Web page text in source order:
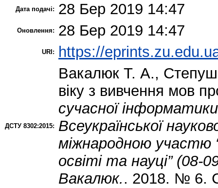
Дата подачі: 28 Бер 2019 14:47
Оновлення: 28 Бер 2019 14:47
URI: https://
ДСТУ 8302:2015:
Вакалюк Т. А.,
віку з вивчення мов
сучасної
Всеукраїнської
міжнародною участю
освіті та науці”
Вакалюк.. 2018. № 6.